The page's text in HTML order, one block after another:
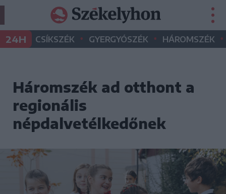
24H CSÍKSZÉK • GYERGYÓSZÉK • HÁROMSZÉK •
Háromszék ad otthont a
regionális
népdalvetélkedőnek